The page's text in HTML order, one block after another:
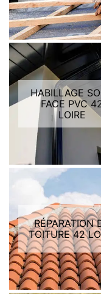
HABILLAGE
FACE PVC
LOIRE
RÉPARATION
TOITURE 42